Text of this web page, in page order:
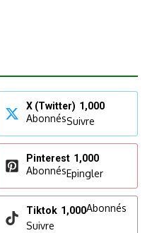
X (Twitter) 1,000
AbonnésSuivre
Pinterest 1,000
AbonnésEpingler
Tiktok 1,000Abonnés
Suivre